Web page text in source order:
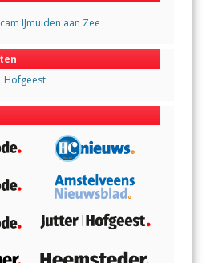
IJmuiden aan Zee
Hofgeest